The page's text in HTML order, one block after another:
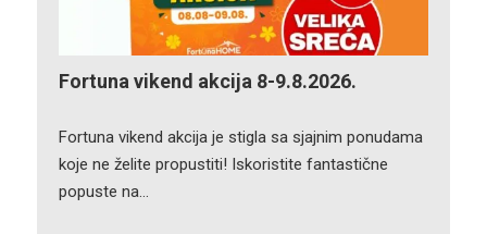
Fortuna vikend akcija 8-9.8.2026.
Fortuna vikend akcija je stigla sa sjajnim ponudama
koje ne želite propustiti! Iskoristite fantastične
popuste na…